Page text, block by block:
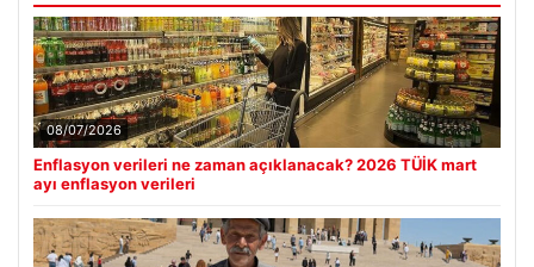
08/07/2026
Enflasyon verileri ne zaman açıklanacak? 2026 TÜİK mart
ayı enflasyon verileri